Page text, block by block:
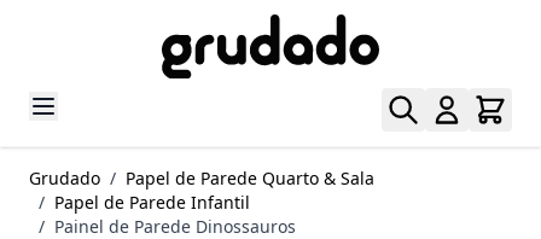
Grudado / Papel de Parede Quarto & Sala
/ Papel de Parede Infantil
/ Painel de Parede Dinossauros